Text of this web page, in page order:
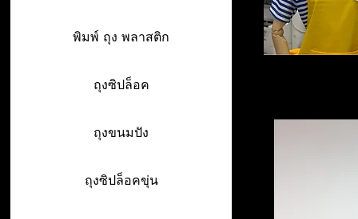
พิมพ์ ถุง พลาสติก
ถุงซิปล็อค
ถุงขนมปัง
ถุงซิปล็อคขุ่น